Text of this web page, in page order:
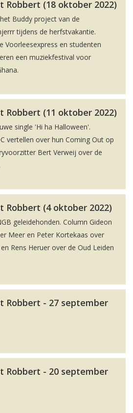
Robbert (18 oktober 2022)
Buddy project van de
tijdens de herfstvakantie.
Voorleesexpress en studenten
een muziekfestival voor
Robbert (11 oktober 2022)
single 'Hi ha Halloween'.
vertellen over hun Coming Out op
Bert Verweij over de
Robbert (4 oktober 2022)
geleidehonden. Column Gideon
Meer en Peter Kortekaas over
Rens Heruer over de Oud Leiden
Robbert - 27 september
Robbert - 20 september